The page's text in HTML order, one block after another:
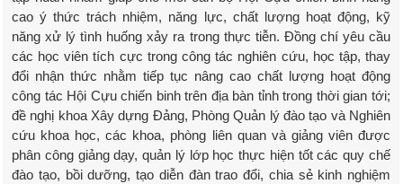
cao ý thức trách nhiệm, năng lực, chất lượng hoạt động, kỹ
năng xử lý tình huống xảy ra trong thực tiễn. Đồng chí yêu cầu
các học viên tích cực trong công tác nghiên cứu, học tập, thay
đổi nhận thức nhằm tiếp tục nâng cao chất lượng hoạt động
công tác Hội Cựu chiến binh trên địa bàn tỉnh trong thời gian tới;
đề nghị khoa Xây dựng Đảng, Phòng Quản lý đào tạo và Nghiên
cứu khoa học, các khoa, phòng liên quan và giảng viên được
phân công giảng dạy, quản lý lớp học thực hiện tốt các quy chế
đào tạo, bồi dưỡng, tạo diễn đàn trao đổi, chia sẻ kinh nghiệm